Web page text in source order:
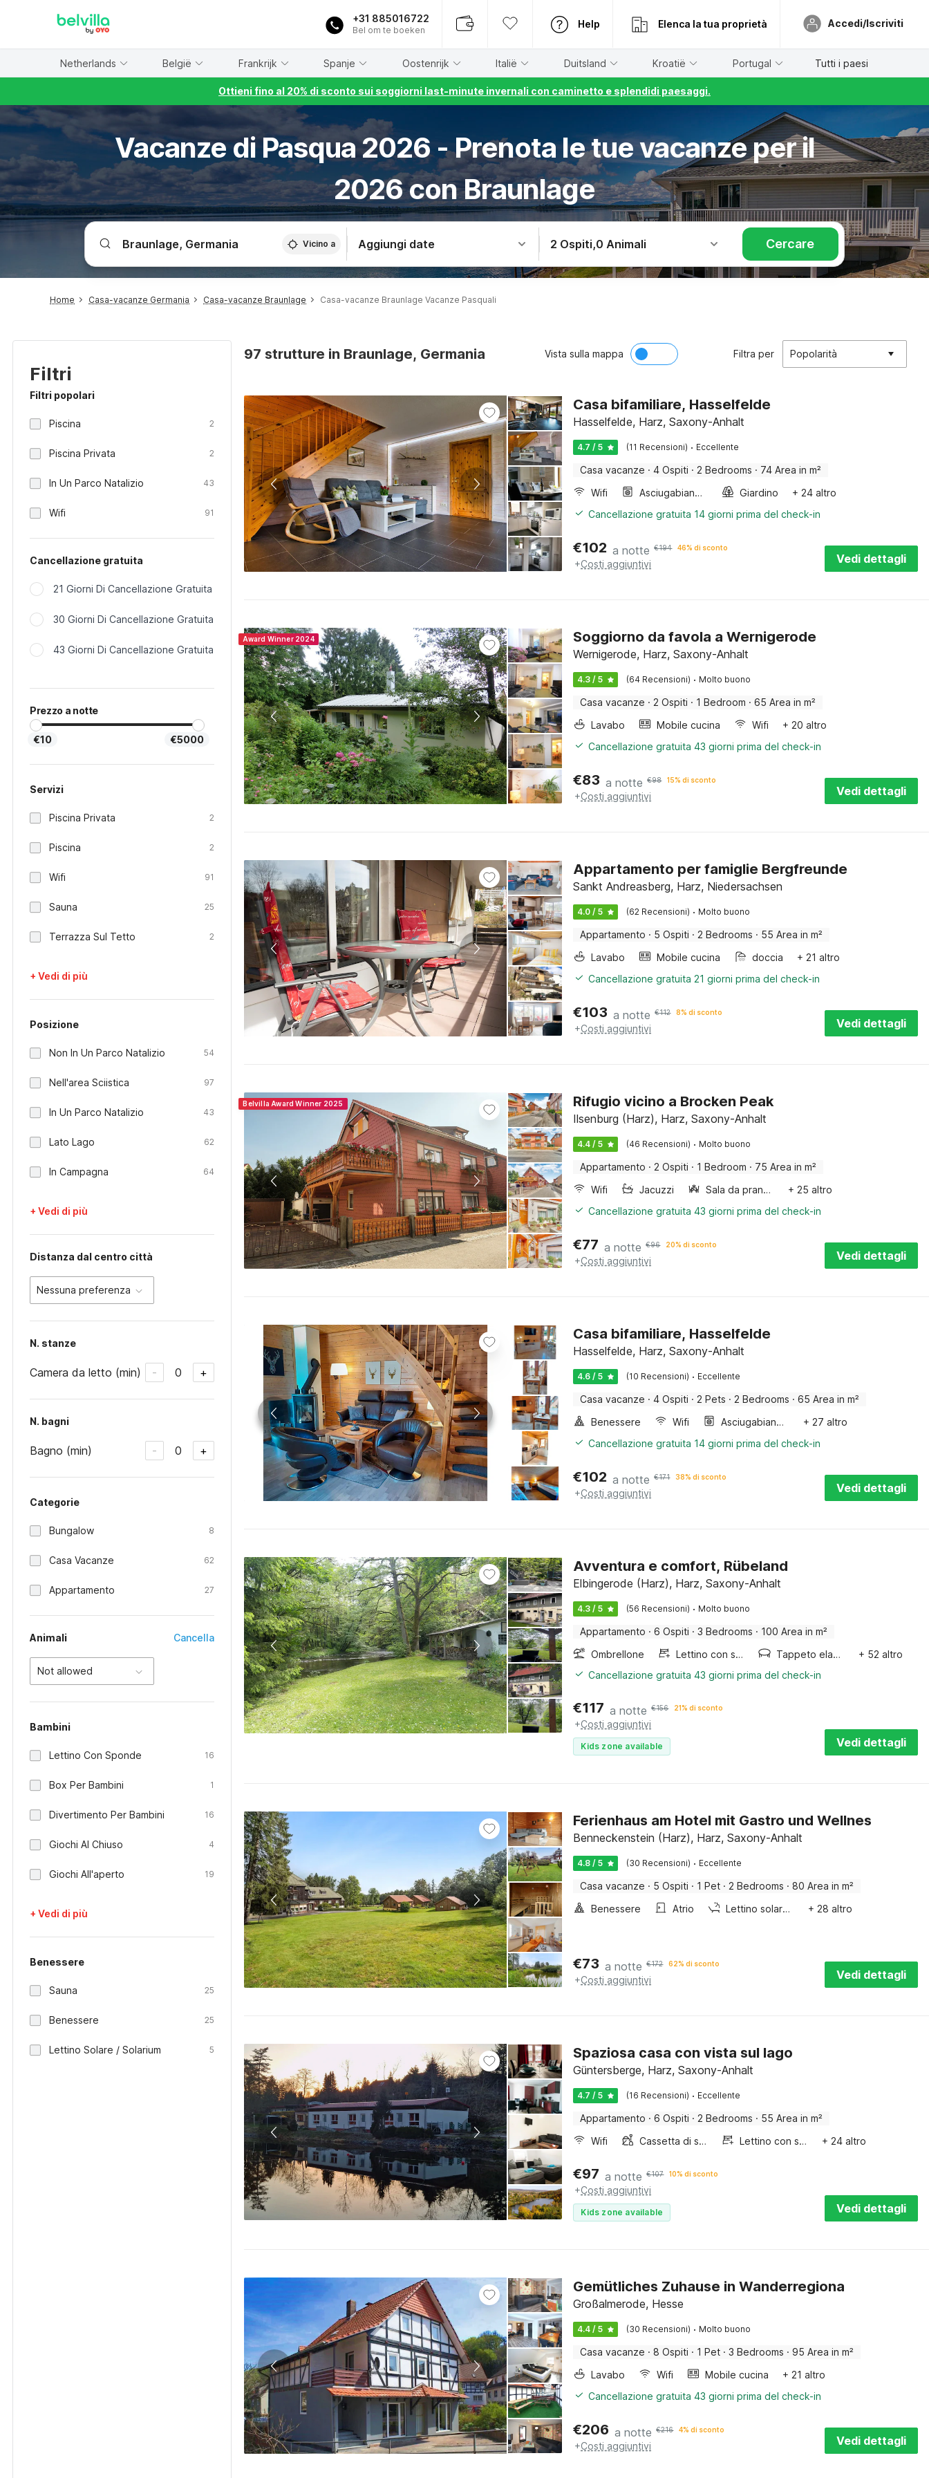
+31 885016722
Bel om te boeken
Help Elenca la tua proprietà Accedi/Iscriviti
Netherlands België Frankrijk Spanje Oostenrijk Italië Duitsland Kroatië Portugal Tutti i paesi
Ottieni fino al 20% di sconto sui soggiorni last-minute invernali con caminetto e splendidi paesaggi.
Vacanze di Pasqua 2026 - Prenota le tue vacanze per il
2026 con Braunlage
Vicino a Aggiungi date 2 Ospiti,0 Animali Cercare
Home Casa-vacanze Germania Casa-vacanze Braunlage Casa-vacanze Braunlage Vacanze Pasquali
Filtri
Filtri popolari
Piscina 2
Piscina Privata 2
In Un Parco Natalizio 43
Wifi 91
Cancellazione gratuita
21 Giorni Di Cancellazione Gratuita
30 Giorni Di Cancellazione Gratuita
43 Giorni Di Cancellazione Gratuita
Prezzo a notte
€10 €5000
Servizi
Piscina Privata 2
Piscina 2
Wifi 91
Sauna 25
Terrazza Sul Tetto 2
+ Vedi di più
Posizione
Non In Un Parco Natalizio 54
Nell'area Sciistica 97
In Un Parco Natalizio 43
Lato Lago 62
In Campagna 64
+ Vedi di più
Distanza dal centro città
Nessuna preferenza
N. stanze
Camera da letto (min) - 0 +
N. bagni
Bagno (min) - 0 +
Categorie
Bungalow 8
Casa Vacanze 62
Appartamento 27
Animali Cancella
Not allowed
Bambini
Lettino Con Sponde 16
Box Per Bambini 1
Divertimento Per Bambini 16
Giochi Al Chiuso 4
Giochi All'aperto 19
+ Vedi di più
Benessere
Sauna 25
Benessere 25
Lettino Solare / Solarium 5
97 strutture in Braunlage, Germania Vista sulla mappa Filtra per Popolarità
Casa bifamiliare, Hasselfelde
Hasselfelde, Harz, Saxony-Anhalt
4.7 / 5 (11 Recensioni) · Eccellente
Casa vacanze · 4 Ospiti · 2 Bedrooms · 74 Area in m²
Wifi
Asciugabiancheria Giardino
+ 24 altro
Cancellazione gratuita 14 giorni prima del check-in
€102 a notte €194 46% di sconto
+Costi aggiuntivi Vedi dettagli
Award Winner 2024 Soggiorno da favola a Wernigerode
Wernigerode, Harz, Saxony-Anhalt
4.3 / 5 (64 Recensioni) · Molto buono
Casa vacanze · 2 Ospiti · 1 Bedroom · 65 Area in m²
Lavabo
Mobile cucina Wifi
+ 20 altro
Cancellazione gratuita 43 giorni prima del check-in
€83 a notte €98 15% di sconto
+Costi aggiuntivi Vedi dettagli
Appartamento per famiglie Bergfreunde
Sankt Andreasberg, Harz, Niedersachsen
4.0 / 5 (62 Recensioni) · Molto buono
Appartamento · 5 Ospiti · 2 Bedrooms · 55 Area in m²
Lavabo
Mobile cucina doccia
+ 21 altro
Cancellazione gratuita 21 giorni prima del check-in
€103 a notte €112 8% di sconto
+Costi aggiuntivi Vedi dettagli
Belvilla Award Winner 2025 Rifugio vicino a Brocken Peak
Ilsenburg (Harz), Harz, Saxony-Anhalt
4.4 / 5 (46 Recensioni) · Molto buono
Appartamento · 2 Ospiti · 1 Bedroom · 75 Area in m²
Wifi
Jacuzzi Sala da pranzo
+ 25 altro
Cancellazione gratuita 43 giorni prima del check-in
€77 a notte €96 20% di sconto
+Costi aggiuntivi Vedi dettagli
Casa bifamiliare, Hasselfelde
Hasselfelde, Harz, Saxony-Anhalt
4.6 / 5 (10 Recensioni) · Eccellente
Casa vacanze · 4 Ospiti · 2 Pets · 2 Bedrooms · 65 Area in m²
Benessere
Wifi Asciugabiancheria
+ 27 altro
Cancellazione gratuita 14 giorni prima del check-in
€102 a notte €171 38% di sconto
+Costi aggiuntivi Vedi dettagli
Avventura e comfort, Rübeland
Elbingerode (Harz), Harz, Saxony-Anhalt
4.3 / 5 (56 Recensioni) · Molto buono
Appartamento · 6 Ospiti · 3 Bedrooms · 100 Area in m²
Ombrellone
Lettino con sponde Tappeto elastico
+ 52 altro
Cancellazione gratuita 43 giorni prima del check-in
€117 a notte €156 21% di sconto
+Costi aggiuntivi
Kids zone available Vedi dettagli
Ferienhaus am Hotel mit Gastro und Wellnes
Benneckenstein (Harz), Harz, Saxony-Anhalt
4.8 / 5 (30 Recensioni) · Eccellente
Casa vacanze · 5 Ospiti · 1 Pet · 2 Bedrooms · 80 Area in m²
Benessere
Atrio Lettino solare / solarium + 28 altro
€73 a notte €172 62% di sconto
+Costi aggiuntivi Vedi dettagli
Spaziosa casa con vista sul lago
Güntersberge, Harz, Saxony-Anhalt
4.7 / 5 (16 Recensioni) · Eccellente
Appartamento · 6 Ospiti · 2 Bedrooms · 55 Area in m²
Wifi
Cassetta di sabbia Lettino con sponde + 24 altro
€97 a notte €107 10% di sconto
+Costi aggiuntivi
Kids zone available Vedi dettagli
Gemütliches Zuhause in Wanderregiona
Großalmerode, Hesse
4.4 / 5 (30 Recensioni) · Molto buono
Casa vacanze · 8 Ospiti · 1 Pet · 3 Bedrooms · 95 Area in m²
Lavabo
Wifi Mobile cucina
+ 21 altro
Cancellazione gratuita 43 giorni prima del check-in
€206 a notte €216 4% di sconto
+Costi aggiuntivi Vedi dettagli